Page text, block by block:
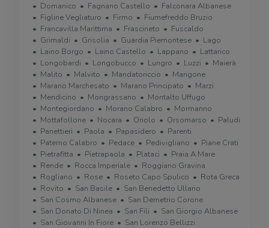
Domanico
Fagnano Castello
Falconara Albanese
Figline Vegliaturo
Firmo
Fiumefreddo Bruzio
Francavilla Marittima
Frascineto
Fuscaldo
Grimaldi
Grisolia Guardia Piemontese
Lago
Laino Borgo
Laino Castello Lappano
Lattarico
Longobardi
Longobucco Lungro Luzzi
Maierà
Malito
Malvito Mandatoriccio
Mangone
Marano Marchesato
Marano Principato
Marzi
Mendicino
Mongrassano
Montalto Uffugo
Montegiordano
Morano Calabro
Mormanno
Mottafollone
Nocara Oriolo Orsomarso
Paludi
Panettieri
Paola Papasidero
Parenti
Paterno Calabro
Pedace Pedivigliano
Piane Crati
Pietrafitta
Pietrapaola Plataci
Praia A Mare
Rende
Rocca Imperiale
Roggiano Gravina
Rogliano
Rose Roseto Capo Spulico
Rota Greca
Rovito
San Basile
San Benedetto Ullano
San Cosmo Albanese
San Demetrio Corone
San Donato Di Ninea
San Fili
San Giorgio Albanese
San Giovanni In Fiore
San Lorenzo Bellizzi